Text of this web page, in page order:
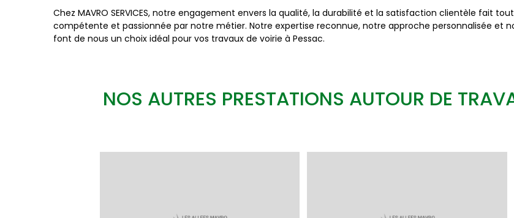
Chez MAVRO SERVICES, notre engagement envers la qualité, la durabilité et la satisfaction clientèle fait
compétente et passionnée par notre métier. Notre expertise reconnue, notre approche personnalisée et
font de nous un choix idéal pour vos travaux de voirie à Pessac.
NOS AUTRES PRESTATIONS AUTOUR DE